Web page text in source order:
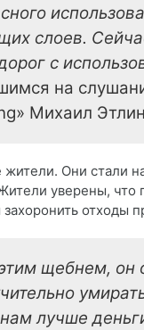
слоев.
с
на
Михаил
Они стали
уверены, что
отходы
щебнем, он
лучше